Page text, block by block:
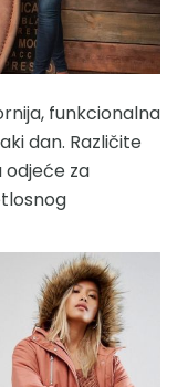
funkcionalna
dan. Različite
odjeće za